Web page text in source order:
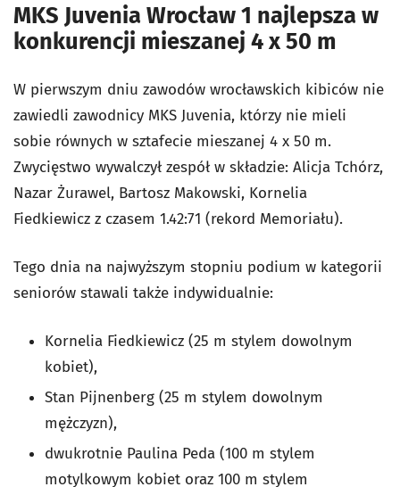
MKS Juvenia Wrocław 1 najlepsza w
konkurencji mieszanej 4 x 50 m
W pierwszym dniu zawodów wrocławskich kibiców nie
zawiedli zawodnicy MKS Juvenia, którzy nie mieli
sobie równych w sztafecie mieszanej 4 x 50 m.
Zwycięstwo wywalczył zespół w składzie: Alicja Tchórz,
Nazar Żurawel, Bartosz Makowski, Kornelia
Fiedkiewicz z czasem 1.42:71 (rekord Memoriału).
Tego dnia na najwyższym stopniu podium w kategorii
seniorów stawali także indywidualnie:
Kornelia Fiedkiewicz (25 m stylem dowolnym
kobiet),
Stan Pijnenberg (25 m stylem dowolnym
mężczyzn),
dwukrotnie Paulina Peda (100 m stylem
motylkowym kobiet oraz 100 m stylem